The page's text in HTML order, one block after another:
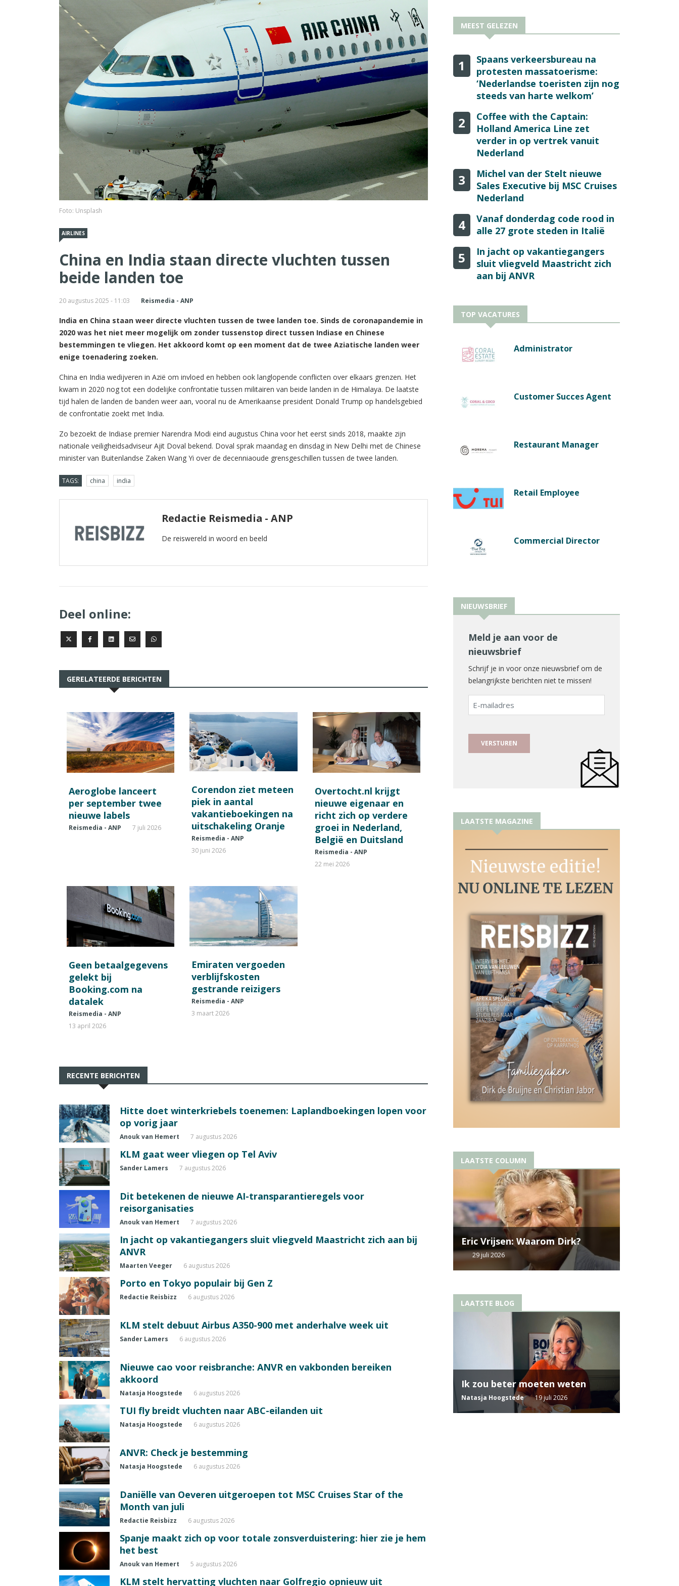
Foto: Unsplash
AIRLINES
China en India staan directe vluchten tussen
beide landen toe
20 augustus 2025 - 11:03 Reismedia - ANP
India en China staan weer directe vluchten tussen de twee landen toe. Sinds de coronapandemie in
2020 was het niet meer mogelijk om zonder tussenstop direct tussen Indiase en Chinese
bestemmingen te vliegen. Het akkoord komt op een moment dat de twee Aziatische landen weer
enige toenadering zoeken.
China en India wedijveren in Azië om invloed en hebben ook langlopende conflicten over elkaars grenzen. Het
kwam in 2020 nog tot een dodelijke confrontatie tussen militairen van beide landen in de Himalaya. De laatste
tijd halen de landen de banden weer aan, vooral nu de Amerikaanse president Donald Trump op handelsgebied
de confrontatie zoekt met India.
Zo bezoekt de Indiase premier Narendra Modi eind augustus China voor het eerst sinds 2018, maakte zijn
nationale veiligheidsadviseur Ajit Doval bekend. Doval sprak maandag en dinsdag in New Delhi met de Chinese
minister van Buitenlandse Zaken Wang Yi over de decenniaoude grensgeschillen tussen de twee landen.
TAGS: china india
Redactie Reismedia - ANP
De reiswereld in woord en beeld
Deel online:
GERELATEERDE BERICHTEN
Aeroglobe lanceert
per september twee
nieuwe labels
Reismedia - ANP 7 juli 2026
Corendon ziet meteen
piek in aantal
vakantieboekingen na
uitschakeling Oranje
Reismedia - ANP
30 juni 2026
Overtocht.nl krijgt
nieuwe eigenaar en
richt zich op verdere
groei in Nederland,
België en Duitsland
Reismedia - ANP
22 mei 2026
Geen betaalgegevens
gelekt bij
Booking.com na
datalek
Reismedia - ANP
13 april 2026
Emiraten vergoeden
verblijfskosten
gestrande reizigers
Reismedia - ANP
3 maart 2026
RECENTE BERICHTEN
Hitte doet winterkriebels toenemen: Laplandboekingen lopen voor
op vorig jaar
Anouk van Hemert 7 augustus 2026
KLM gaat weer vliegen op Tel Aviv
Sander Lamers 7 augustus 2026
Dit betekenen de nieuwe AI-transparantieregels voor
reisorganisaties
Anouk van Hemert 7 augustus 2026
In jacht op vakantiegangers sluit vliegveld Maastricht zich aan bij
ANVR
Maarten Veeger 6 augustus 2026
Porto en Tokyo populair bij Gen Z
Redactie Reisbizz 6 augustus 2026
KLM stelt debuut Airbus A350-900 met anderhalve week uit
Sander Lamers 6 augustus 2026
Nieuwe cao voor reisbranche: ANVR en vakbonden bereiken
akkoord
Natasja Hoogstede 6 augustus 2026
TUI fly breidt vluchten naar ABC-eilanden uit
Natasja Hoogstede 6 augustus 2026
ANVR: Check je bestemming
Natasja Hoogstede 6 augustus 2026
Daniëlle van Oeveren uitgeroepen tot MSC Cruises Star of the
Month van juli
Redactie Reisbizz 6 augustus 2026
Spanje maakt zich op voor totale zonsverduistering: hier zie je hem
het best
Anouk van Hemert 5 augustus 2026
KLM stelt hervatting vluchten naar Golfregio opnieuw uit
MEEST GELEZEN
1
Spaans verkeersbureau na
protesten massatoerisme:
‘Nederlandse toeristen zijn nog
steeds van harte welkom’
2
Coffee with the Captain:
Holland America Line zet
verder in op vertrek vanuit
Nederland
3
Michel van der Stelt nieuwe
Sales Executive bij MSC Cruises
Nederland
4
Vanaf donderdag code rood in
alle 27 grote steden in Italië
5
In jacht op vakantiegangers
sluit vliegveld Maastricht zich
aan bij ANVR
TOP VACATURES
Administrator
Customer Succes Agent
Restaurant Manager
Retail Employee
Commercial Director
NIEUWSBRIEF
Meld je aan voor de
nieuwsbrief
Schrijf je in voor onze nieuwsbrief om de
belangrijkste berichten niet te missen!
E-
mailadres
LAATSTE MAGAZINE
LAATSTE COLUMN
Eric Vrijsen: Waarom Dirk?
29 juli 2026
LAATSTE BLOG
Ik zou beter moeten weten
Natasja Hoogstede 19 juli 2026